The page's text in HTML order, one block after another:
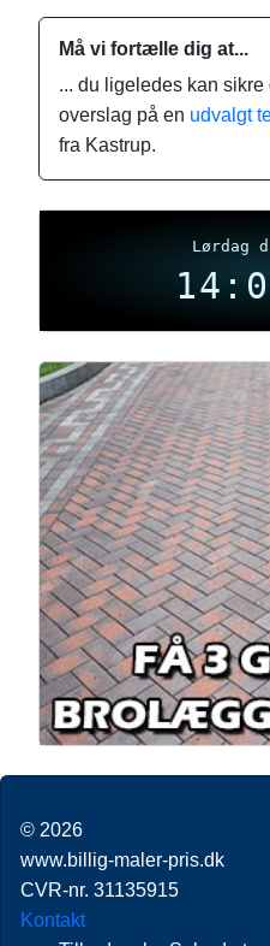
Må vi fortælle dig at...
... du ligeledes kan
overslag på en udvalgt
fra Kastrup.
Lørdag
© 2026
www.billig-maler-pris.dk
CVR-nr. 31135915
Kontakt